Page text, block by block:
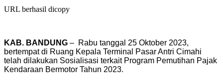
URL berhasil dicopy
KAB. BANDUNG – Rabu tanggal 25 Oktober 2023,
bertempat di Ruang Kepala Terminal Pasar Antri Cimahi
telah dilakukan Sosialisasi terkait Program Pemutihan Pajak
Kendaraan Bermotor Tahun 2023.